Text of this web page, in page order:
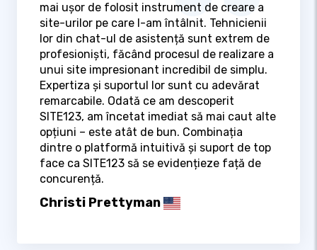
mai ușor de folosit instrument de creare a
site-urilor pe care l-am întâlnit. Tehnicienii
lor din chat-ul de asistență sunt extrem de
profesioniști, făcând procesul de realizare a
unui site impresionant incredibil de simplu.
Expertiza și suportul lor sunt cu adevărat
remarcabile. Odată ce am descoperit
SITE123, am încetat imediat să mai caut alte
opțiuni – este atât de bun. Combinația
dintre o platformă intuitivă și suport de top
face ca SITE123 să se evidențieze față de
concurență.
Christi Prettyman